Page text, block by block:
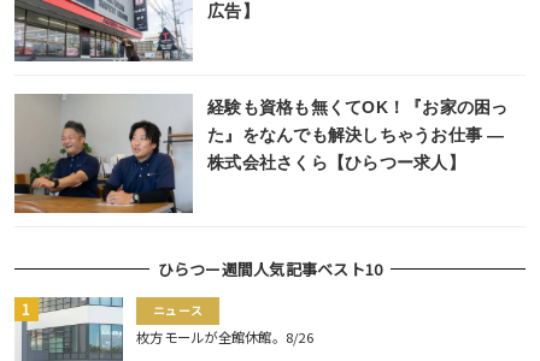
広告】
経験も資格も無くてOK！『お家の困っ
た』をなんでも解決しちゃうお仕事 ―
株式会社さくら【ひらつー求人】
ひらつー週間人気記事ベスト10
ニュース
枚方モールが全館休館。8/26